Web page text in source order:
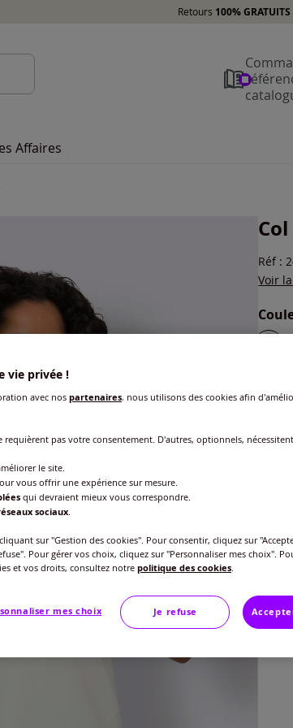
Retours 100%
Affaires
Réf :
Voir
44
48
vie privée !
avec nospartenaires, nous utilisons des cookies afin
requièrent pas votre consentement. D'autres, optionnels,
le site.
vous offrir une expérience sur mesure.
qui devraient mieux vous correspondre.
sociaux.
sur "Gestion des cookies". Pour consentir, cliquez sur
Pour gérer vos choix, cliquez sur "Personnaliser mes choix".
et vos droits, consultez notre politique des cookies.
mes choix Je refuse